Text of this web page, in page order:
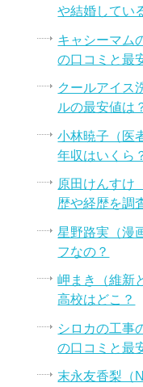
や結婚してい
キャシーマム
の口コミと最
クールアイス
ルの最安値は
小林暁子（医
年収はいくら
原田けんすけ
歴や経歴を調
星野路実（漫
フなの？
岬まき（維新
高校はどこ？
シロカの工事
の口コミと最
末永友香梨（